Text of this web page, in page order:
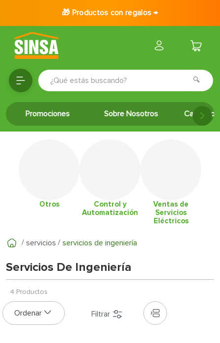
🎁 Productos con regalos →
¿Qué estás buscando?
Promociones Sobre Nosotros Catálogo
Otros
Control y
Automatización
Ventas de
Servicios
Eléctricos
servicios servicios de ingeniería
Servicios De Ingeniería
4 Productos
TÉRMINOS MÁS BUSCADOS
1.
porcelanato
2.
ceramica
6.
fachaleta
azulejo
10 . pantry